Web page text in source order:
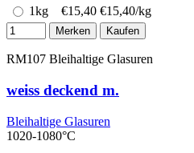
1kg
€15,40 €15,40/kg
Merken Kaufen
RM107 Bleihaltige Glasuren
weiss deckend m.
Bleihaltige Glasuren
1020-1080°C